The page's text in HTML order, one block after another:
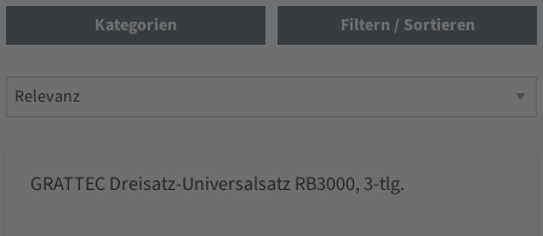
Kategorien Filtern / Sortieren
GRATTEC Dreisatz-Universalsatz RB3000, 3-tlg.